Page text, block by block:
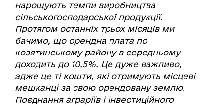
нарощують темпи виробництва
сільськогосподарської продукції.
Протягом останніх трьох місяців ми
бачимо, що орендна плата по
козятинському району в середньому
доходить до 10,5%. Це дуже важливо,
адже це ті кошти, які отримують місцеві
мешканці за свою орендовану землю.
Поєднання аграріїв і інвестиційного